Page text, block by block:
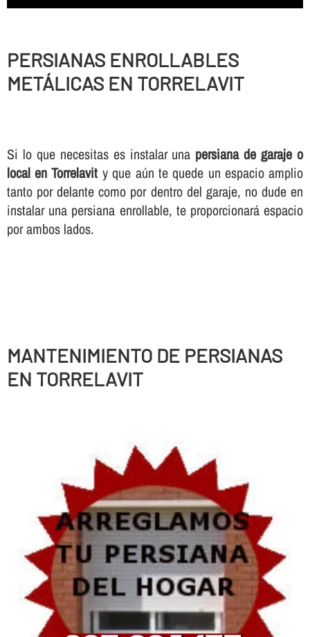
PERSIANAS ENROLLABLES
METÁLICAS EN TORRELAVIT
Si lo que necesitas es instalar una persiana de garaje o
local en Torrelavit y que aún te quede un espacio amplio
tanto por delante como por dentro del garaje, no dude en
instalar una persiana enrollable, te proporcionará espacio
por ambos lados.
MANTENIMIENTO DE PERSIANAS
EN TORRELAVIT